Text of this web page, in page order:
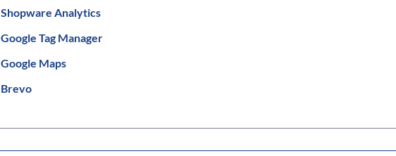
Shopware Analytics
Google Tag Manager
Google Maps
Brevo